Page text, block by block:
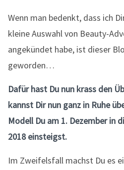
Wenn man bedenkt, dass ich
kleine Auswahl von Beauty-
angekündet habe, ist dieser
geworden…
Dafür hast Du nun krass den
kannst Dir nun ganz in Ruhe
Modell Du am 1. Dezember in
2018 einsteigst.
Im Zweifelsfall machst Du es